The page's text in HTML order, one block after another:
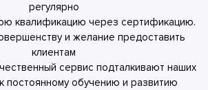
регулярно
квалификацию через сертификацию.
и желание предоставить
клиентам
сервис подталкивают наших
постоянному обучению и развитию